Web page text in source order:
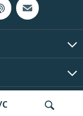
застережено.